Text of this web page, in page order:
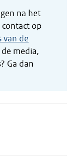
na het
contact op
van de
media,
Ga dan